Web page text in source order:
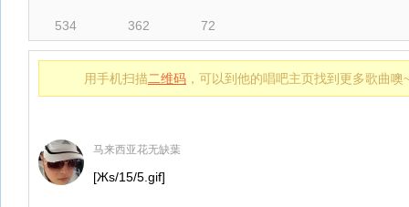
534 362 72
用手机扫描二维码 ，可以到他的唱吧主页找到更多歌曲噢
马来西亚花无缺葉
[Жs/15/5.gif]